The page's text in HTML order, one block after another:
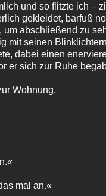
und so flitzte ich –
gekleidet, barfuß
um abschließend zu
mit seinen
dabei einen
er sich zur Ruhe
Wohnung.
mal an.«